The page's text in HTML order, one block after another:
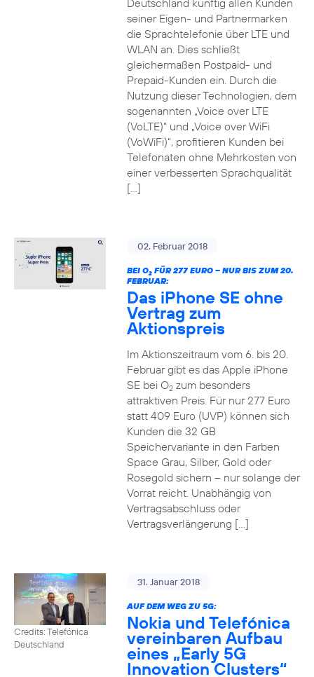
Deutschland künftig allen Kunden
seiner Eigen- und Partnermarken
die Sprachtelefonie über LTE und
WLAN an. Dies schließt
gleichermaßen Postpaid- und
Prepaid-Kunden ein. Durch die
Nutzung dieser Technologien, dem
sogenannten „Voice over LTE
(VoLTE)“ und „Voice over WiFi
(VoWiFi)“, profitieren Kunden bei
Telefonaten ohne Mehrkosten von
einer verbesserten Sprachqualität
[…]
02. Februar 2018
BEI O2FÜR 277 EURO – NUR BIS ZUM 20.
FEBRUAR:
Das iPhone SE ohne
Vertrag zum
Aktionspreis
Im Aktionszeitraum vom 6. bis 20.
Februar gibt es das Apple iPhone
SE bei O2zum besonders
attraktiven Preis. Für nur 277 Euro
statt 409 Euro (UVP) können sich
Kunden die 32 GB
Speichervariante in den Farben
Space Grau, Silber, Gold oder
Rosegold sichern – nur solange der
Vorrat reicht. Unabhängig von
Vertragsabschluss oder
Vertragsverlängerung […]
Credits: Telefónica
Deutschland
31. Januar 2018
AUF DEM WEG ZU 5G:
Nokia und Telefónica
vereinbaren Aufbau
eines „Early 5G
Innovation Clusters“